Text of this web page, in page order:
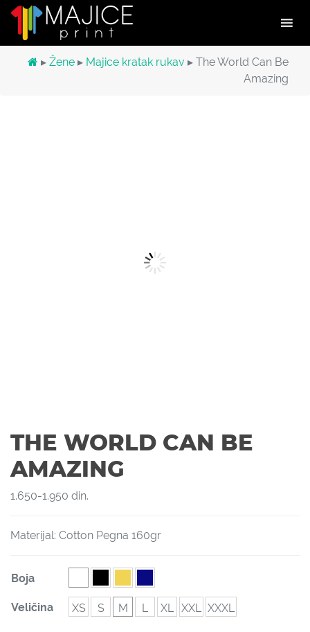
Main Navigation
▸ Žene ▸ Majice kratak rukav ▸ The World Can Be
Amazing
THE WORLD CAN BE
AMAZING
1.650-1.950 din.
Materijal: Cotton Pegna 160gr
Boja
Veličina XS S M L XL XXL XXXL